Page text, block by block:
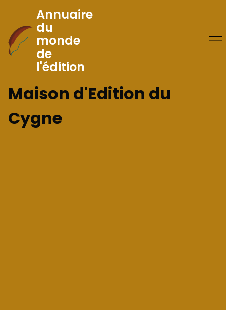
Skip
to
Content
Annuaire
du
monde
de
l'édition
Maison d'Edition du
Cygne